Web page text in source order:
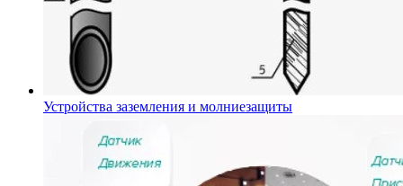
Устройства заземления и молниезащиты